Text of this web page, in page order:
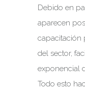
Debido en
aparecen
capacitación
del sector,
exponencial
Todo esto